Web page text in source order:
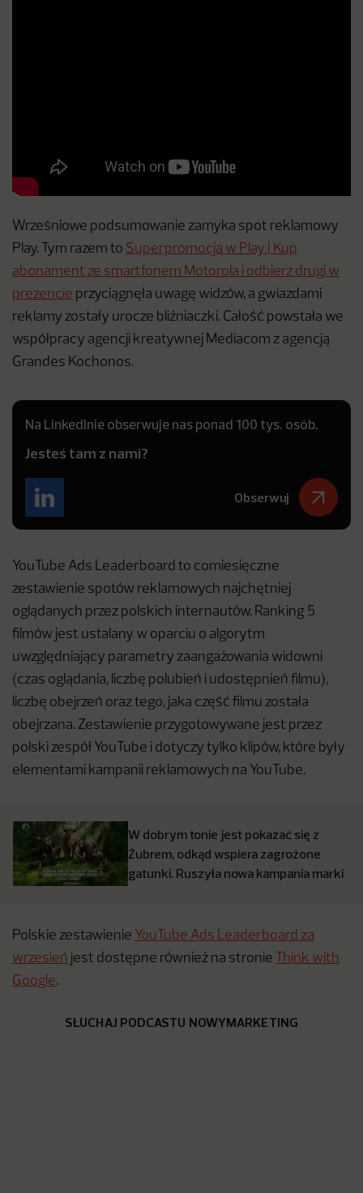
Wrześniowe podsumowanie zamyka spot reklamowy
Play. Tym razem to Superpromocja w Play | Kup
abonament ze smartfonem Motorola i odbierz drugi w
prezencie przyciągnęła uwagę widzów, a gwiazdami
reklamy zostały urocze bliźniaczki. Całość powstała we
współpracy agencji kreatywnej Mediacom z agencją
Grandes Kochonos.
Na LinkedInie obserwuje nas ponad 100 tys. osób.
Jesteś tam z nami?
Obserwuj
YouTube Ads Leaderboard to comiesięczne
zestawienie spotów reklamowych najchętniej
oglądanych przez polskich internautów. Ranking 5
filmów jest ustalany w oparciu o algorytm
uwzględniający parametry zaangażowania widowni
(czas oglądania, liczbę polubień i udostępnień filmu),
liczbę obejrzeń oraz tego, jaka część filmu została
obejrzana. Zestawienie przygotowywane jest przez
polski zespół YouTube i dotyczy tylko klipów, które były
elementami kampanii reklamowych na YouTube.
W dobrym tonie jest pokazać się z
Żubrem, odkąd wspiera zagrożone
gatunki. Ruszyła nowa kampania marki
Polskie zestawienie YouTube Ads Leaderboard za
wrzesień jest dostępne również na stronie Think with
Google.
SŁUCHAJ PODCASTU NOWYMARKETING